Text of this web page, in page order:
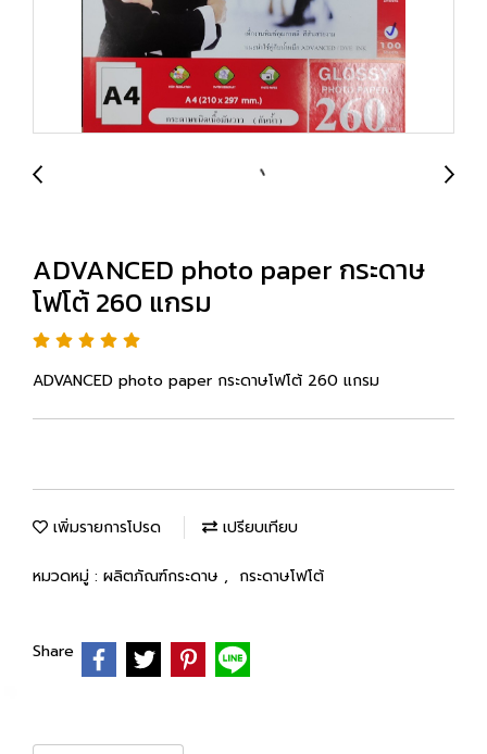
ADVANCED photo paper กระดาษ
โฟโต้ 260 แกรม
ADVANCED photo paper กระดาษโฟโต้ 260 แกรม
เพิ่มรายการโปรด เปรียบเทียบ
หมวดหมู่ : ผลิตภัณฑ์กระดาษ , กระดาษโฟโต้
Share